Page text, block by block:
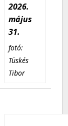
2026.
május
31.
fotó:
Tüskés
Tibor